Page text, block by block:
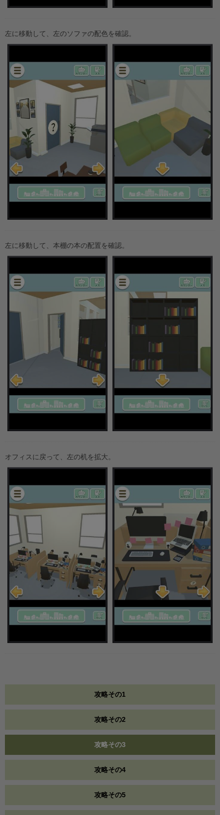
左に移動して、左のソファの配色を確認。
左に移動して、本棚の本の配置を確認。
オフィスに戻って、左の机を拡大。
攻略その1
攻略その2
攻略その3
攻略その4
攻略その5